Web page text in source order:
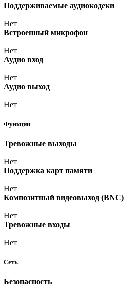
Поддерживаемые аудиокодеки
Нет
Встроенный микрофон
Нет
Аудио вход
Нет
Аудио выход
Нет
Функции
Тревожные выходы
Нет
Поддержка карт памяти
Нет
Композитный видеовыход (BNC)
Нет
Тревожные входы
Нет
Сеть
Безопасность